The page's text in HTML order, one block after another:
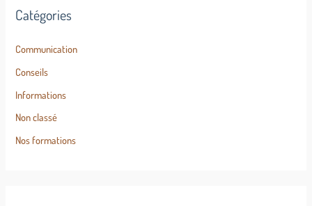
Catégories
Communication
Conseils
Informations
Non classé
Nos formations